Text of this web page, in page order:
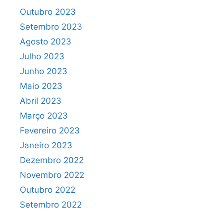
Outubro 2023
Setembro 2023
Agosto 2023
Julho 2023
Junho 2023
Maio 2023
Abril 2023
Março 2023
Fevereiro 2023
Janeiro 2023
Dezembro 2022
Novembro 2022
Outubro 2022
Setembro 2022